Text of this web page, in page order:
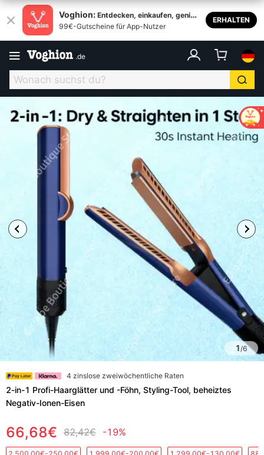
Voghion: Entdecken, einkaufen, genieß
en
99€-Gutscheine für App-Nutzer
ERHALTEN
.de
1/6
4 zinslose zweiwöchentliche Raten
2-in-1 Profi-Haarglätter und -Föhn, Styling-Tool, beheiztes
Negativ-Ionen-Eisen
66,68€ 82,42€ -19%